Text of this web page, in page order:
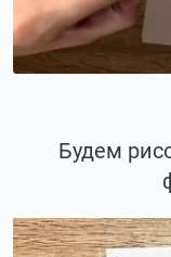
Будем